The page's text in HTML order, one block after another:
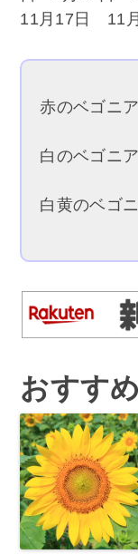
11月17日 11
赤のベゴニ
白のベゴニ
白黄のベゴ
おすす